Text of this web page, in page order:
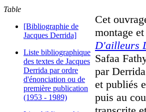
Table
[Bibliographie de
Jacques Derrida]
Liste bibliographique
des textes de Jacques
Derrida par ordre
d'énonciation ou de
première publication
(1953 - 1989)
Cet
montage
D'ailleurs
Safaa
par
et publiés
puis au